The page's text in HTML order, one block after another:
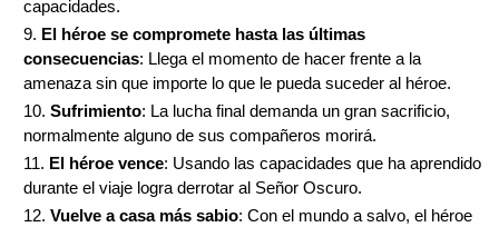
capacidades.
El héroe se compromete hasta las últimas
consecuencias: Llega el momento de hacer frente a la
amenaza sin que importe lo que le pueda suceder al héroe.
Sufrimiento: La lucha final demanda un gran sacrificio,
normalmente alguno de sus compañeros morirá.
El héroe vence: Usando las capacidades que ha aprendido
durante el viaje logra derrotar al Señor Oscuro.
Vuelve a casa más sabio: Con el mundo a salvo, el héroe